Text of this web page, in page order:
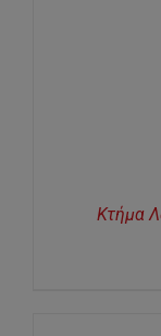
Κτήμα